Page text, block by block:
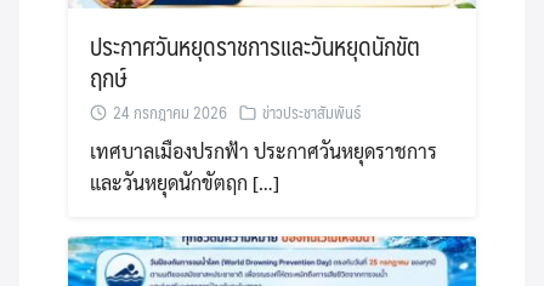
ประกาศวันหยุดราชการและวันหยุดนักขัต
ฤกษ์
24 กรกฎาคม 2026 ข่าวประชาสัมพันธ์
เทศบาลเมืองปรกฟ้า ประกาศวันหยุดราชการ
และวันหยุดนักขัตฤก […]